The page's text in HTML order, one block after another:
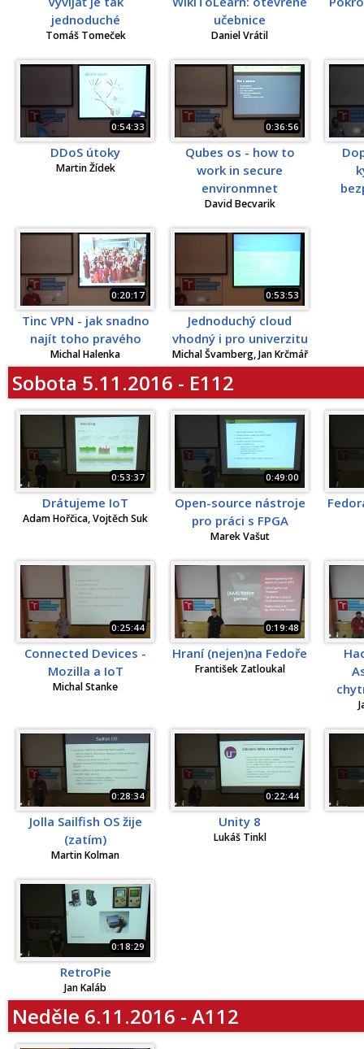
jednoduché
Tomáš Tomeček
učebnice
Daniel Vrátil
0:54:33
DDoS útoky
Martin Žídek
0:36:56
Qubes os - how to
work in secure
environmnet
David Becvarik
0:20:17
Tinc VPN - jak snadno
najít toho pravého
Michal Halenka
0:53:53
Jednoduchý cloud
vhodný i pro univerzitu
Michal Švamberg, Jan Krčmář
Sobota 5.11.2016 - E112
0:53:37
Drátujeme IoT
Adam Hořčica, Vojtěch Suk
0:49:00
Open-source nástroje
pro práci s FPGA
Marek Vašut
0:25:44
Connected Devices -
Mozilla a IoT
Michal Stanke
0:19:48
Hraní (nejen)na Fedoře
František Zatloukal
0:28:34
Jolla Sailfish OS žije
(zatím)
Martin Kolman
0:22:44
Unity 8
Lukáš Tinkl
0:18:29
RetroPie
Jan Kaláb
Neděle 6.11.2016 - A112